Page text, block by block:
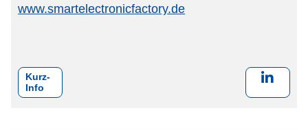
www.smartelectronicfactory.de
Kurz-
Info